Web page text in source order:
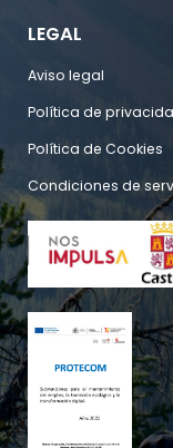
LEGAL
Aviso legal
Política de
Política de Cookies
Condiciones de